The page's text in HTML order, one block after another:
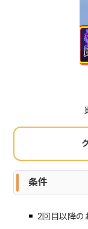
条件
2回目以降の